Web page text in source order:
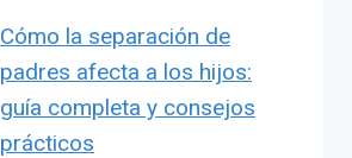
Cómo la separación de
padres afecta a los hijos:
guía completa y consejos
prácticos